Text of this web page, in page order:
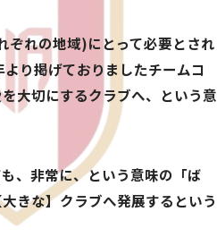
ぞれの地域)にとって必要とされ
より掲げておりましたチームコ
大切にするクラブへ、という意
、非常に、という意味の「ば
大きな】クラブへ発展するという